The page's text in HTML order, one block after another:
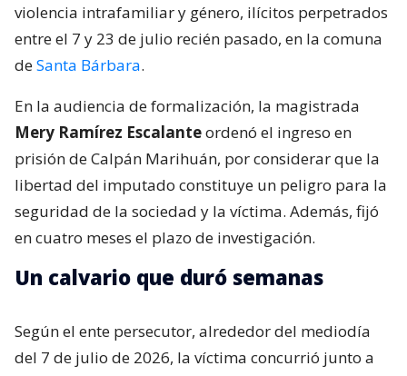
violencia intrafamiliar y género, ilícitos perpetrados
entre el 7 y 23 de julio recién pasado, en la comuna
deSanta Bárbara.
En la audiencia de formalización, la magistrada
Mery Ramírez Escalanteordenó el ingreso en
prisión de Calpán Marihuán, por considerar que la
libertad del imputado constituye un peligro para la
seguridad de la sociedad y la víctima. Además, fijó
en cuatro meses el plazo de investigación.
Un calvario que duró semanas
Según el ente persecutor, alrededor del mediodía
del 7 de julio de 2026, la víctima concurrió junto a